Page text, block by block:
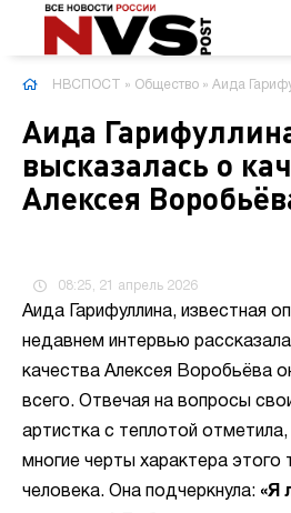
НВСПОСТ » Общество » Аида Гарифуллина
Аида
высказалась о
Алексея
08:25, 21 апрель 2026
Аида Гарифуллина, известная
недавнем интервью
качества Алексея Воробьёва
всего. Отвечая на вопросы
артистка с теплотой
многие черты характера этого
человека. Она подчеркнула: «Я